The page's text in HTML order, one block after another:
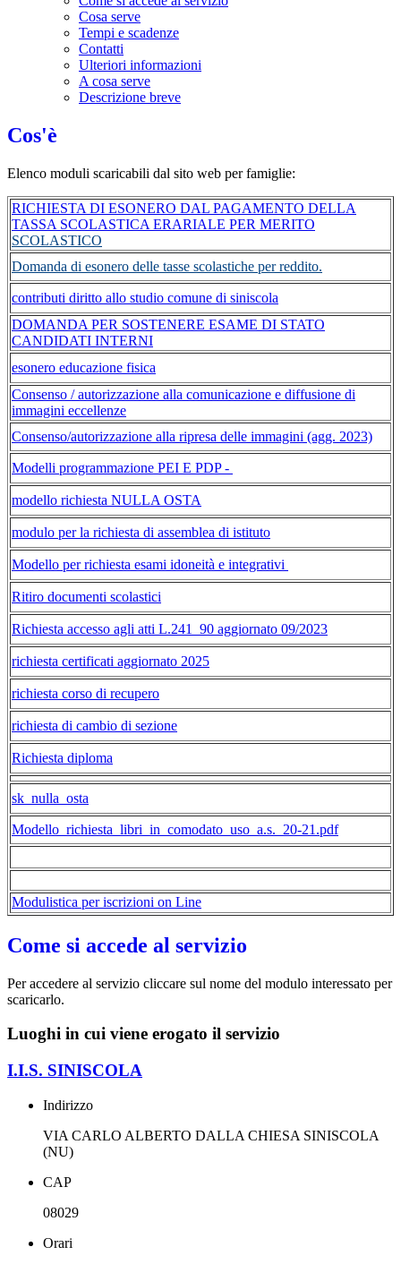
Cosa serve
Tempi e scadenze
Contatti
Ulteriori informazioni
A cosa serve
Descrizione breve
Cos'è
Elenco moduli scaricabili dal sito web per famiglie:
RICHIESTA DI ESONERO DAL PAGAMENTO DELLA
TASSA SCOLASTICA ERARIALE PER MERITO
SCOLASTICO
Domanda di esonero delle tasse scolastiche per reddito.
contributi diritto allo studio comune di siniscola
DOMANDA PER SOSTENERE ESAME DI STATO
CANDIDATI INTERNI
esonero educazione fisica
Consenso / autorizzazione alla comunicazione e diffusione di
immagini eccellenze
Consenso/autorizzazione alla ripresa delle immagini (agg. 2023)
Modelli programmazione PEI E PDP -
modello richiesta NULLA OSTA
modulo per la richiesta di assemblea di istituto
Modello per richiesta esami idoneità e integrativi
Ritiro documenti scolastici
Richiesta accesso agli atti L.241_90 aggiornato 09/2023
richiesta certificati aggiornato 2025
richiesta corso di recupero
richiesta di cambio di sezione
Richiesta diploma
sk_nulla_osta
Modello_richiesta_libri_in_comodato_uso_a.s._20-21.pdf
Modulistica per iscrizioni on Line
Come si accede al servizio
Per accedere al servizio cliccare sul nome del modulo interessato per
scaricarlo.
Luoghi in cui viene erogato il servizio
I.I.S. SINISCOLA
Indirizzo
VIA CARLO ALBERTO DALLA CHIESA SINISCOLA
(NU)
CAP
08029
Orari